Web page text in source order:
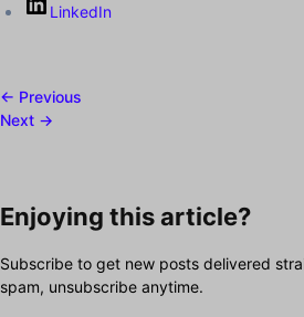
LinkedIn
← Previous
Next →
Enjoying this article?
Subscribe to get new posts delivered
spam, unsubscribe anytime.